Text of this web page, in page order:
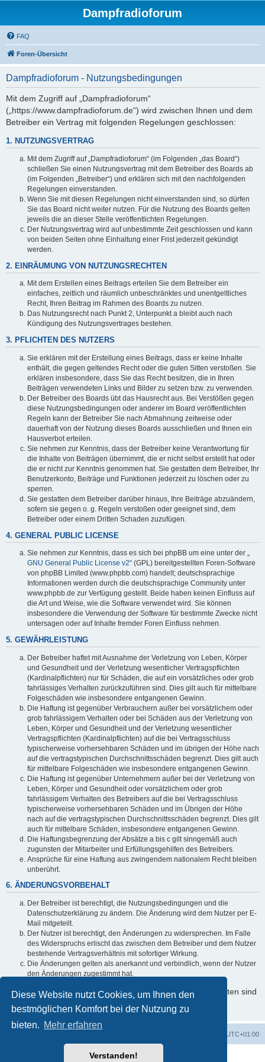
Diese Website nutzt Cookies, um Ihnen den
bestmöglichen Komfort bei der Nutzung zu
bieten. Mehr erfahren
Verstanden!
Dampfradioforum
FAQ
Foren-Übersicht
Dampfradioforum - Nutzungsbedingungen
Mit dem Zugriff auf „Dampfradioforum“
(„https://www.dampfradioforum.de“) wird zwischen Ihnen und dem
Betreiber ein Vertrag mit folgenden Regelungen geschlossen:
1. NUTZUNGSVERTRAG
Mit dem Zugriff auf „Dampfradioforum“ (im Folgenden „das Board“)
schließen Sie einen Nutzungsvertrag mit dem Betreiber des Boards ab
(im Folgenden „Betreiber“) und erklären sich mit den nachfolgenden
Regelungen einverstanden.
Wenn Sie mit diesen Regelungen nicht einverstanden sind, so dürfen
Sie das Board nicht weiter nutzen. Für die Nutzung des Boards gelten
jeweils die an dieser Stelle veröffentlichten Regelungen.
Der Nutzungsvertrag wird auf unbestimmte Zeit geschlossen und kann
von beiden Seiten ohne Einhaltung einer Frist jederzeit gekündigt
werden.
2. EINRÄUMUNG VON NUTZUNGSRECHTEN
Mit dem Erstellen eines Beitrags erteilen Sie dem Betreiber ein
einfaches, zeitlich und räumlich unbeschränktes und unentgeltliches
Recht, Ihren Beitrag im Rahmen des Boards zu nutzen.
Das Nutzungsrecht nach Punkt 2, Unterpunkt a bleibt auch nach
Kündigung des Nutzungsvertrages bestehen.
3. PFLICHTEN DES NUTZERS
Sie erklären mit der Erstellung eines Beitrags, dass er keine Inhalte
enthält, die gegen geltendes Recht oder die guten Sitten verstoßen. Sie
erklären insbesondere, dass Sie das Recht besitzen, die in Ihren
Beiträgen verwendeten Links und Bilder zu setzen bzw. zu verwenden.
Der Betreiber des Boards übt das Hausrecht aus. Bei Verstößen gegen
diese Nutzungsbedingungen oder anderer im Board veröffentlichten
Regeln kann der Betreiber Sie nach Abmahnung zeitweise oder
dauerhaft von der Nutzung dieses Boards ausschließen und Ihnen ein
Hausverbot erteilen.
Sie nehmen zur Kenntnis, dass der Betreiber keine Verantwortung für
die Inhalte von Beiträgen übernimmt, die er nicht selbst erstellt hat oder
die er nicht zur Kenntnis genommen hat. Sie gestatten dem Betreiber, Ihr
Benutzerkonto, Beiträge und Funktionen jederzeit zu löschen oder zu
sperren.
Sie gestatten dem Betreiber darüber hinaus, Ihre Beiträge abzuändern,
sofern sie gegen o. g. Regeln verstoßen oder geeignet sind, dem
Betreiber oder einem Dritten Schaden zuzufügen.
4. GENERAL PUBLIC LICENSE
Sie nehmen zur Kenntnis, dass es sich bei phpBB um eine unter der „
GNU General Public License v2“ (GPL) bereitgestellten Foren-Software
von phpBB Limited (www.phpbb.com) handelt; deutschsprachige
Informationen werden durch die deutschsprachige Community unter
www.phpbb.de zur Verfügung gestellt. Beide haben keinen Einfluss auf
die Art und Weise, wie die Software verwendet wird. Sie können
insbesondere die Verwendung der Software für bestimmte Zwecke nicht
untersagen oder auf Inhalte fremder Foren Einfluss nehmen.
5. GEWÄHRLEISTUNG
Der Betreiber haftet mit Ausnahme der Verletzung von Leben, Körper
und Gesundheit und der Verletzung wesentlicher Vertragspflichten
(Kardinalpflichten) nur für Schäden, die auf ein vorsätzliches oder grob
fahrlässiges Verhalten zurückzuführen sind. Dies gilt auch für mittelbare
Folgeschäden wie insbesondere entgangenen Gewinn.
Die Haftung ist gegenüber Verbrauchern außer bei vorsätzlichem oder
grob fahrlässigem Verhalten oder bei Schäden aus der Verletzung von
Leben, Körper und Gesundheit und der Verletzung wesentlicher
Vertragspflichten (Kardinalpflichten) auf die bei Vertragsschluss
typischerweise vorhersehbaren Schäden und im übrigen der Höhe nach
auf die vertragstypischen Durchschnittsschäden begrenzt. Dies gilt auch
für mittelbare Folgeschäden wie insbesondere entgangenen Gewinn.
Die Haftung ist gegenüber Unternehmern außer bei der Verletzung von
Leben, Körper und Gesundheit oder vorsätzlichem oder grob
fahrlässigem Verhalten des Betreibers auf die bei Vertragsschluss
typischerweise vorhersehbaren Schäden und im Übrigen der Höhe
nach auf die vertragstypischen Durchschnittsschäden begrenzt. Dies gilt
auch für mittelbare Schäden, insbesondere entgangenen Gewinn.
Die Haftungsbegrenzung der Absätze a bis c gilt sinngemäß auch
zugunsten der Mitarbeiter und Erfüllungsgehilfen des Betreibers.
Ansprüche für eine Haftung aus zwingendem nationalem Recht bleiben
unberührt.
6. ÄNDERUNGSVORBEHALT
Der Betreiber ist berechtigt, die Nutzungsbedingungen und die
Datenschutzerklärung zu ändern. Die Änderung wird dem Nutzer per E-
Mail mitgeteilt.
Der Nutzer ist berechtigt, den Änderungen zu widersprechen. Im Falle
des Widerspruchs erlischt das zwischen dem Betreiber und dem Nutzer
bestehende Vertragsverhältnis mit sofortiger Wirkung.
Die Änderungen gelten als anerkannt und verbindlich, wenn der Nutzer
den Änderungen zugestimmt hat.
Informationen über den Umgang mit Ihren persönlichen Daten sind
in der Datenschutzerklärung enthalten.
UTC+01:00
Powered byphpBB® Forum Software © phpBB Limited